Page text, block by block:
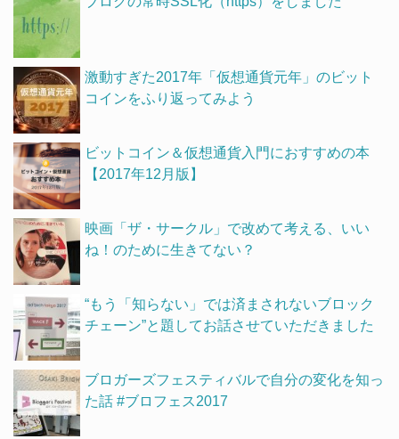
激動すぎた2017年「仮想通貨元年」のビット
コインをふり返ってみよう
ビットコイン＆仮想通貨入門におすすめの本
【2017年12月版】
映画「ザ・サークル」で改めて考える、いい
ね！のために生きてない？
“もう「知らない」では済まされないブロック
チェーン”と題してお話させていただきました
ブロガーズフェスティバルで自分の変化を知っ
た話 #ブロフェス2017